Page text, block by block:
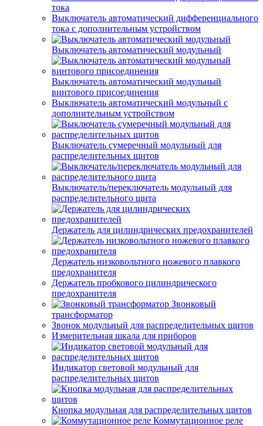
тока
Выключатель автоматический дифференциального
тока с дополнительным устройством
Выключатель автоматический модульный
Выключатель автоматический модульный
винтового присоединения
Выключатель автоматический модульный с
дополнительным устройством
Выключатель сумеречный модульный для
распределительных щитов
Выключатель/переключатель модульный для
распределительного щита
Держатель для цилиндрических предохранителей
Держатель низковольтного ножевого плавкого
предохранителя
Держатель пробкового цилиндрического
предохранителя
Звонковый
трансформатор
Звонок модульный для распределительных щитов
Измерительная шкала для приборов
Индикатор световой модульный для
распределительных щитов
Кнопка модульная для распределительных щитов
Коммутационное реле